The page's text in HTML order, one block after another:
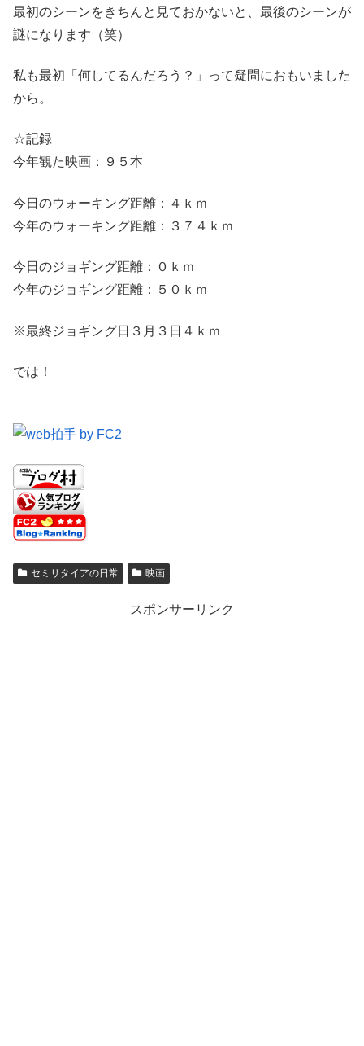
最初のシーンをきちんと見ておかないと、最後のシーンが
謎になります（笑）
私も最初「何してるんだろう？」って疑問におもいました
から。
☆記録
今年観た映画：９５本
今日のウォーキング距離：４ｋｍ
今年のウォーキング距離：３７４ｋｍ
今日のジョギング距離：０ｋｍ
今年のジョギング距離：５０ｋｍ
※最終ジョギング日３月３日４ｋｍ
では！
セミリタイアの日常 映画
スポンサーリンク